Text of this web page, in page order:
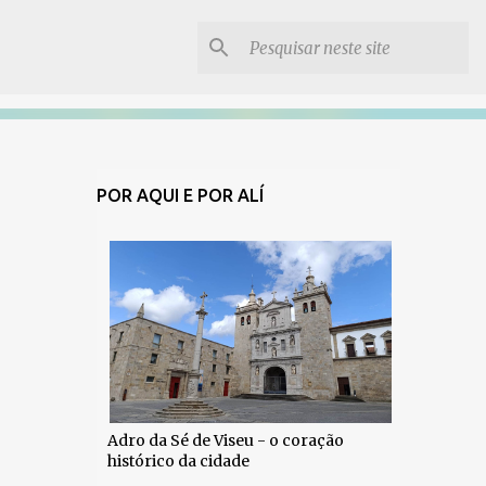
POR AQUI E POR ALÍ
Adro da Sé de Viseu - o coração
histórico da cidade